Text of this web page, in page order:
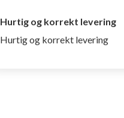
Hurtig og korrekt levering
Hurtig og korrekt levering